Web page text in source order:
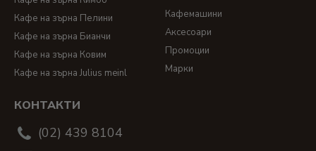
Кафе на зърна Пелини
Кафе на зърна Бианчи
Кафе на зърна Ковим
Кафе на зърна Julius meinl
Кафемашини
Аксесоари
Промоции
Марки
КОНТАКТИ
(02) 439 8104